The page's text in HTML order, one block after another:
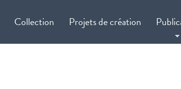
Collection Projets de création